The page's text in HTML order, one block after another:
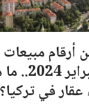
تركيا
عقار في تركيا؟